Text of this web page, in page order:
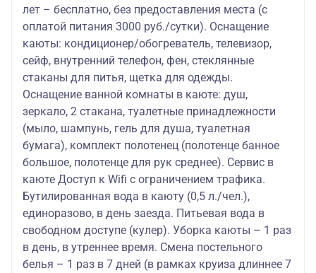
лет – бесплатно, без предоставления места (с
оплатой питания 3000 руб./сутки). Оснащение
каюты: кондиционер/обогреватель, телевизор,
сейф, внутренний телефон, фен, стеклянные
стаканы для питья, щетка для одежды.
Оснащение ванной комнаты в каюте: душ,
зеркало, 2 стакана, туалетные принадлежности
(мыло, шампунь, гель для душа, туалетная
бумага), комплект полотенец (полотенце банное
большое, полотенце для рук среднее). Сервис в
каюте Доступ к Wifi с ограничением трафика.
Бутилированная вода в каюту (0,5 л./чел.),
единоразово, в день заезда. Питьевая вода в
свободном доступе (кулер). Уборка каюты – 1 раз
в день, в утреннее время. Смена постельного
белья – 1 раз в 7 дней (в рамках круиза длиннее 7